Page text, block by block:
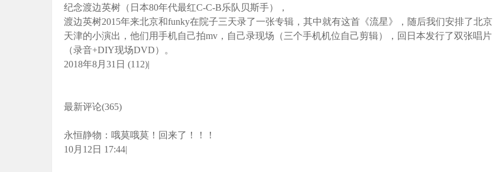
纪念渡边英树（日本80年代最红C-C-B乐队贝斯手），
渡边英树2015年来北京和funky在院子三天录了一张专辑，其中就有这首《流星》，随后我们安排了北京
天津的小演出，他们用手机自己拍mv，自己录现场（三个手机机位自己剪辑），回日本发行了双张唱片
（录音+DIY现场DVD）。
2018年8月31日 (112)|
最新评论(365)
永恒静物：哦莫哦莫！回来了！！！
10月12日 17:44|